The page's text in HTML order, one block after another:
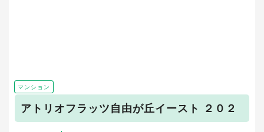
マンション
アトリオフラッツ自由が丘イースト ２０２